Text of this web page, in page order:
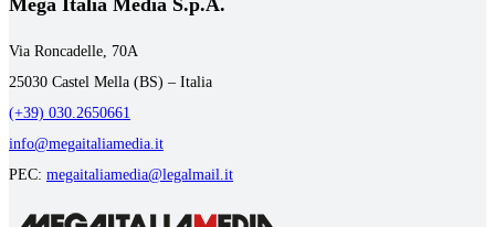
Mega Italia Media S.p.A.
Via Roncadelle, 70A
25030 Castel Mella (BS) – Italia
(+39) 030.2650661
info@megaitaliamedia.it
PEC: megaitaliamedia@legalmail.it